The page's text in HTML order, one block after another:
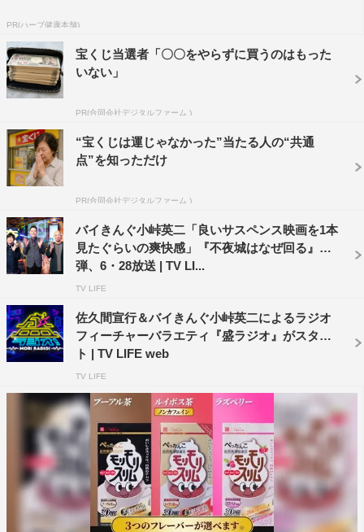
スタジオには、10代の本田望結、20代の町田啓太（劇
団EXILE）から70代の笹野高史まで各年代のゲストが登
場。ヤングチームとアダルトチームに分かれてクイズ形式
でトークを展開する。さらに懐かしいモノも登場。町田が
伝説のダイエット器具に挑戦する。
また「宅配便がない時代はどうやって荷物を運んでい
「海外ハネムーンが一般的でないとき、どこに行ってい
た？」などを街行く人にも質問し、答えを知る人にはリア
ルな昔ばなしをしてもらう。
MCの東野は「僕は50代ですが、知っていることもあり
ましたし、『チッキ』とかは知らなかったです」と収録を
振り返りつつ、「ただ、ヤングチームの年齢層が上がって
PR(ハーブ健康本舗)
宝くじ当選者「〇〇をやらずに買うのはもった
いない」
PR(合同会社デジタルファーム )
“宝くじは運じゃなかった”当たる人の“共通
点”を知っただけ
PR(合同会社デジタルファーム )
バイきんぐ小峠英二「良いサスペンス映画を1本
見たぐらいの爽快感」『不夜城はなぜ回る』第2
弾、6・28放送 | TV LI...
TV LIFE
佐久間宣行＆バイきんぐ小峠英二によるラジオ
フィーチャーバラエティ『盛ラジオ』がスター
ト | TV LIFE web
TV LIFE